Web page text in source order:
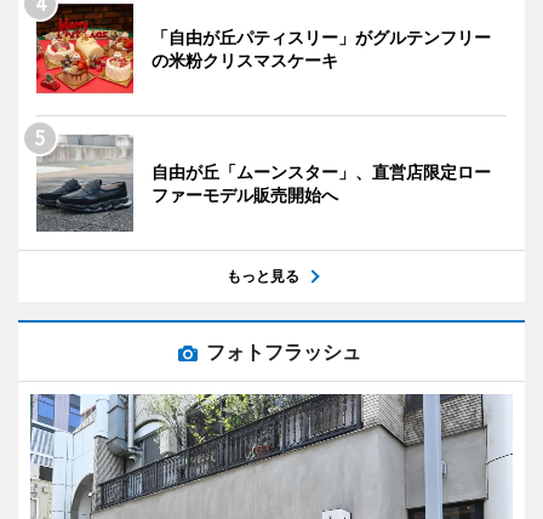
「自由が丘パティスリー」がグルテンフリー
の米粉クリスマスケーキ
自由が丘「ムーンスター」、直営店限定ロー
ファーモデル販売開始へ
もっと見る
フォトフラッシュ